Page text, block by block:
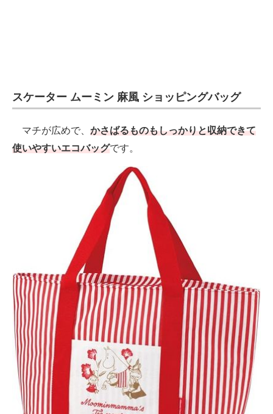
スケーター ムーミン 麻風 ショッピングバッグ
マチが広めで、 かさばるものもしっかりと収納できて
使いやすいエコバッグです。